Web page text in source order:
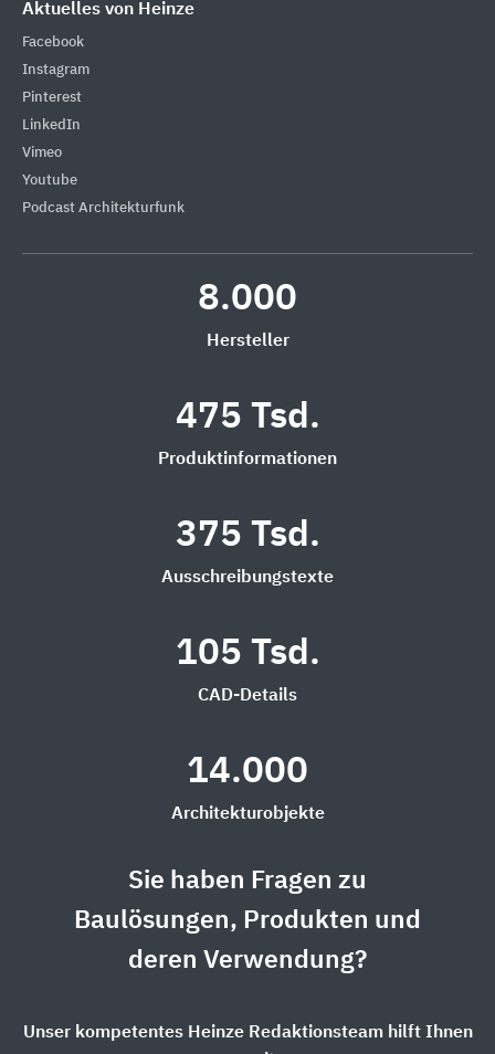
Aktuelles von Heinze
Facebook
Instagram
Pinterest
LinkedIn
Vimeo
Youtube
Podcast Architekturfunk
8.000
Hersteller
475 Tsd.
Produktinformationen
375 Tsd.
Ausschreibungstexte
105 Tsd.
CAD-Details
14.000
Architekturobjekte
Sie haben Fragen zu
Baulösungen, Produkten und
deren Verwendung?
Unser kompetentes Heinze Redaktionsteam hilft Ihnen